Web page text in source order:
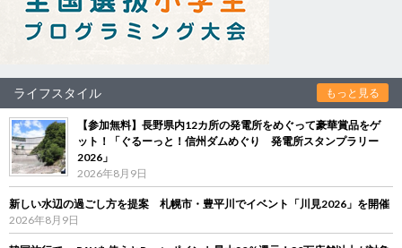
ライフスタイル もっと見る
【参加無料】長野県内12カ所の発電所をめぐって豪華賞品をゲ
ット！「ぐるーっと！信州ダムめぐり 発電所スタンプラリー
2026」
2026年8月9日
新しい水辺の過ごし方を提案 札幌市・豊平川でイベント「川見2026」を開催
2026年8月9日